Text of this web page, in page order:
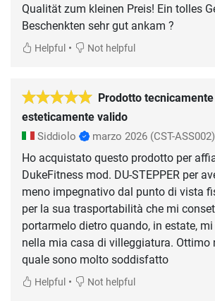
Qualität zum kleinen Preis! Ein tolles
Beschenkten sehr gut ankam ?
Helpful • Not helpful
Prodotto
esteticamente valido
Siddiolo marzo 2026 (CST-ASS002)
Ho acquistato questo prodotto per
DukeFitness mod. DU-STEPPER per
meno impegnativo dal punto di vista
per la sua trasportabilità che mi
portarmelo dietro quando, in estate,
nella mia casa di villeggiatura. Ottimo
quale sono molto soddisfatto
Helpful • Not helpful